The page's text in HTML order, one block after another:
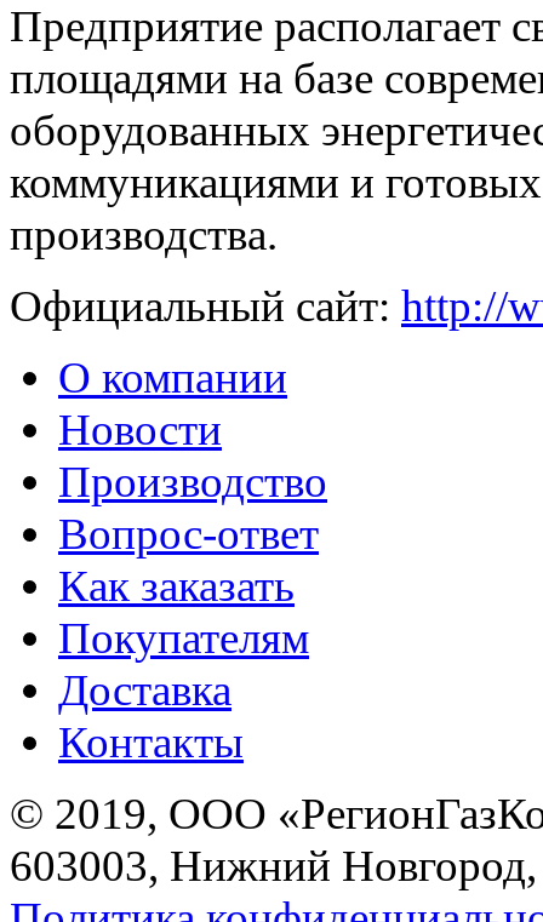
Предприятие располагает
площадями на базе
оборудованных
коммуникациями и
производства.
Официальный сайт: http://
О компании
Новости
Производство
Вопрос-ответ
Как заказать
Покупателям
Доставка
Контакты
© 2019, ООО
603003, Нижний